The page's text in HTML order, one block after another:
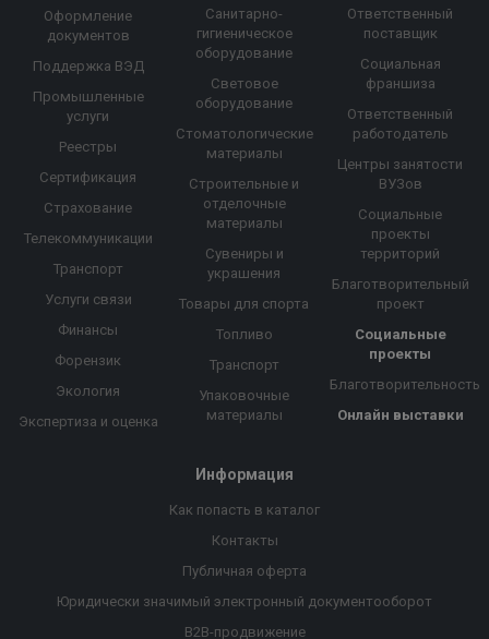
Оформление
документов
Поддержка ВЭД
Промышленные
услуги
Реестры
Сертификация
Страхование
Телекоммуникации
Транспорт
Услуги связи
Финансы
Форензик
Экология
Экспертиза и оценка
Санитарно-
гигиеническое
оборудование
Световое
оборудование
Стоматологические
материалы
Строительные и
отделочные
материалы
Сувениры и
украшения
Товары для спорта
Топливо
Транспорт
Упаковочные
материалы
Ответственный
поставщик
Социальная
франшиза
Ответственный
работодатель
Центры занятости
ВУЗов
Социальные
проекты
территорий
Благотворительный
проект
Социальные
проекты
Благотворительность
Онлайн выставки
Информация
Как попасть в каталог
Контакты
Публичная оферта
Юридически значимый электронный документооборот
B2B-продвижение